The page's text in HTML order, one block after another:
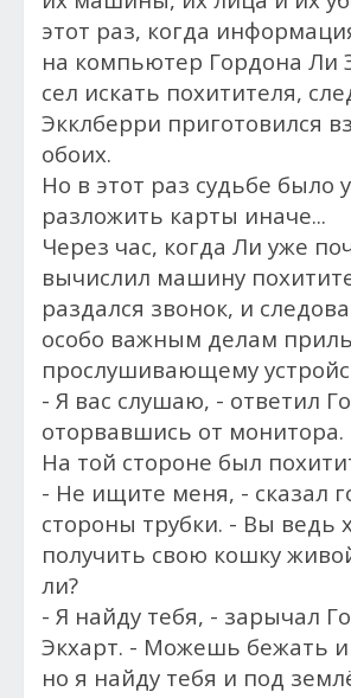
этот раз, когда
на компьютер Гордона Ли
сел искать похитителя,
Экклберри приготовился
обоих.
Но в этот раз судьбе было
разложить карты иначе...
Через час, когда Ли уже
вычислил машину
раздался звонок, и
особо важным делам
прослушивающему
- Я вас слушаю, - ответил
оторвавшись от монитора.
На той стороне был
- Не ищите меня, - сказал
стороны трубки. - Вы ведь
получить свою кошку
ли?
- Я найду тебя, - зарычал
Экхарт. - Можешь бежать и
но я найду тебя и под